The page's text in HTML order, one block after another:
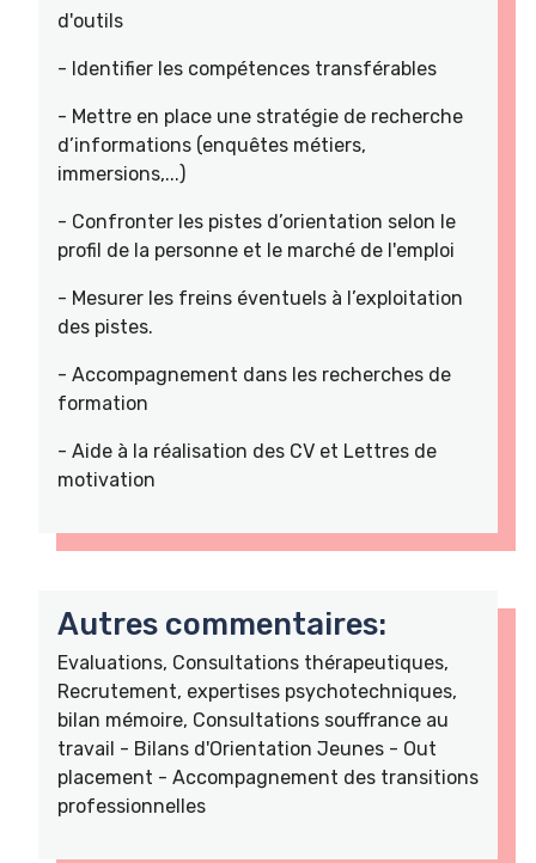
d'outils
- Identifier les compétences transférables
- Mettre en place une stratégie de recherche
d’informations (enquêtes métiers,
immersions,...)
- Confronter les pistes d’orientation selon le
profil de la personne et le marché de l'emploi
- Mesurer les freins éventuels à l’exploitation
des pistes.
- Accompagnement dans les recherches de
formation
- Aide à la réalisation des CV et Lettres de
motivation
Autres commentaires:
Evaluations, Consultations thérapeutiques,
Recrutement, expertises psychotechniques,
bilan mémoire, Consultations souffrance au
travail - Bilans d'Orientation Jeunes - Out
placement - Accompagnement des transitions
professionnelles